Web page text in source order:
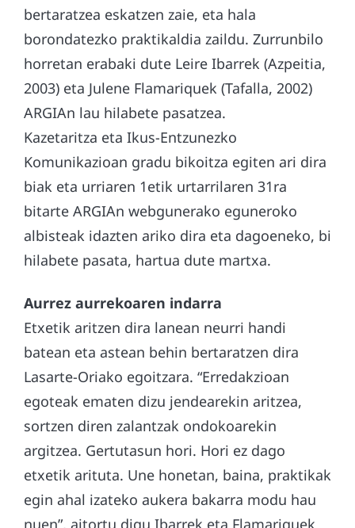
bertaratzea eskatzen zaie, eta hala
borondatezko praktikaldia zaildu. Zurrunbilo
horretan erabaki dute Leire Ibarrek (Azpeitia,
2003) eta Julene Flamariquek (Tafalla, 2002)
ARGIAn lau hilabete pasatzea.
Kazetaritza eta Ikus-Entzunezko
Komunikazioan gradu bikoitza egiten ari dira
biak eta urriaren 1etik urtarrilaren 31ra
bitarte ARGIAn webgunerako eguneroko
albisteak idazten ariko dira eta dagoeneko, bi
hilabete pasata, hartua dute martxa.
Aurrez aurrekoaren indarra
Etxetik aritzen dira lanean neurri handi
batean eta astean behin bertaratzen dira
Lasarte-Oriako egoitzara. “Erredakzioan
egoteak ematen dizu jendearekin aritzea,
sortzen diren zalantzak ondokoarekin
argitzea. Gertutasun hori. Hori ez dago
etxetik arituta. Une honetan, baina, praktikak
egin ahal izateko aukera bakarra modu hau